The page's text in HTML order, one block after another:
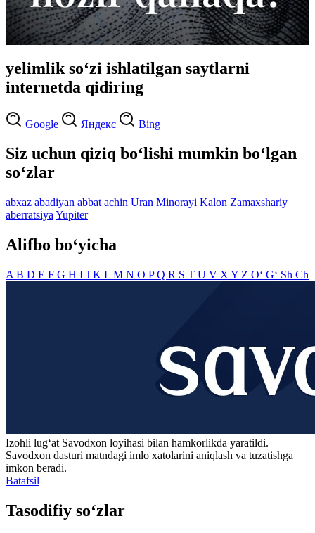
yelimlik so‘zi ishlatilgan saytlarni
internetda qidiring
Google Яндекс Bing
Siz uchun qiziq bo‘lishi mumkin bo‘lgan
so‘zlar
abxaz abadiyan abbat achin Uran Minorayi Kalon Zamaxshariy
aberratsiya Yupiter
Alifbo bo‘yicha
A B D E F G H I J K L M N O PQ R S T U V X Y Z O‘ G‘ Sh Ch
Izohli lugʻat Savodxon loyihasi bilan hamkorlikda yaratildi.
Savodxon dasturi matndagi imlo xatolarini aniqlash va tuzatishga
imkon beradi.
Batafsil
Tasodifiy so‘zlar